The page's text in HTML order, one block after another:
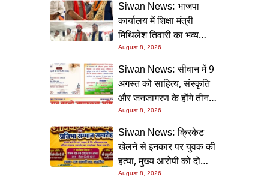
Siwan News: भाजपा
कार्यालय में शिक्षा मंत्री
मिथिलेश तिवारी का भव्य
स्वागत, बोले- कार्यकर्ता ही
पार्टी की सबसे बड़ी ताकत
August 8, 2026
Siwan News: सीवान में 9
अगस्त को साहित्य, संस्कृति
और जनजागरण के होंगे तीन
बड़े आयोजन
August 8, 2026
Siwan News: क्रिकेट
खेलने से इनकार पर युवक की
हत्या, मुख्य आरोपी को दो
धाराओं में उम्रकैद
August 8, 2026